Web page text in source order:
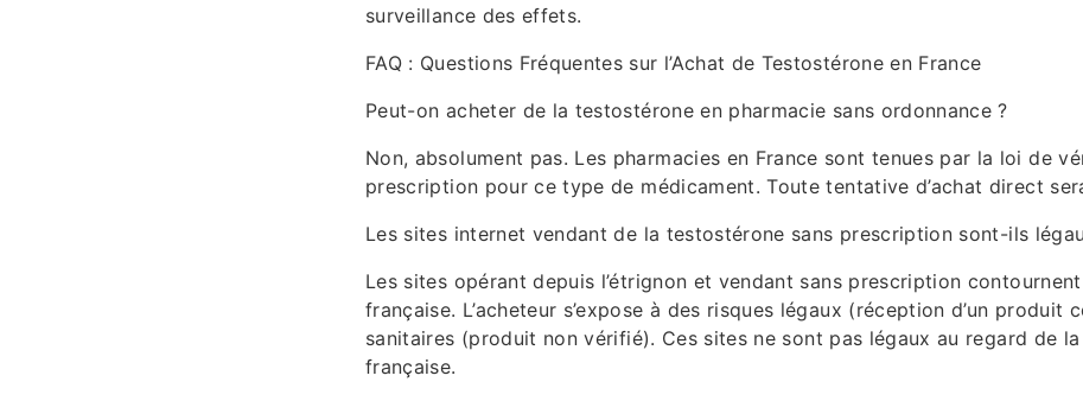
surveillance des effets.
FAQ : Questions Fréquentes sur l’Achat de Testostérone en France
Peut-on acheter de la testostérone en pharmacie sans ordonnance ?
Non, absolument pas. Les pharmacies en France sont tenues par la loi de
prescription pour ce type de médicament. Toute tentative d’achat direct
Les sites internet vendant de la testostérone sans prescription sont-ils
Les sites opérant depuis l’étrignon et vendant sans prescription
française. L’acheteur s’expose à des risques légaux (réception d’un produit
sanitaires (produit non vérifié). Ces sites ne sont pas légaux au regard de
française.